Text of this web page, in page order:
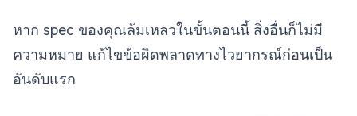
หาก spec ของคุณล้มเหลวในขั้นตอนนี้ สิ่งอื่นก็ไม่มี
ความหมาย แก้ไขข้อผิดพลาดทางไวยากรณ์ก่อนเป็น
อันดับแรก